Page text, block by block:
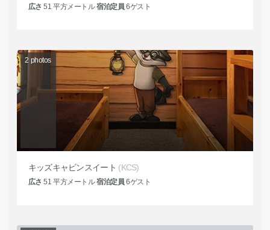
広さ 51 平方メートル宿泊定員 6ゲスト
2 photos
キッズキャビンスイート (KCS)
広さ 51 平方メートル宿泊定員 6ゲスト